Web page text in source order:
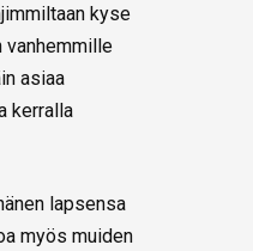
kyse
vanhemmille
asiaa
kerralla
lapsensa
myös muiden